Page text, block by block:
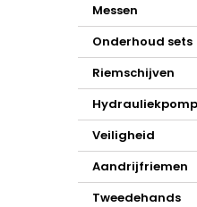
Messen
Onderhoud sets
Riemschijven
Veiligheid
Aandrijfriemen
Tweedehands